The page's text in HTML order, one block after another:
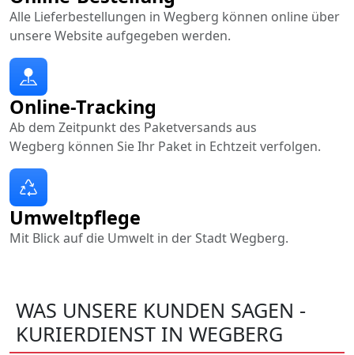
Alle Lieferbestellungen in Wegberg können online über
unsere Website aufgegeben werden.
Online-Tracking
Ab dem Zeitpunkt des Paketversands aus
Wegberg können Sie Ihr Paket in Echtzeit verfolgen.
Umweltpflege
Mit Blick auf die Umwelt in der Stadt Wegberg.
WAS UNSERE KUNDEN SAGEN -
KURIERDIENST IN WEGBERG